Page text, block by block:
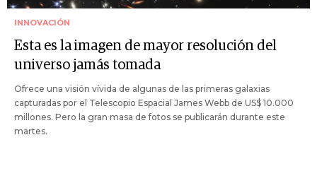
INNOVACIÓN
Esta es la imagen de mayor resolución del
universo jamás tomada
Ofrece una visión vívida de algunas de las primeras galaxias
capturadas por el Telescopio Espacial James Webb de US$ 10.000
millones. Pero la gran masa de fotos se publicarán durante este
martes.